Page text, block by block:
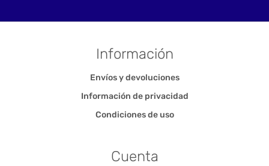
Información
Envíos y devoluciones
Información de privacidad
Condiciones de uso
Cuenta